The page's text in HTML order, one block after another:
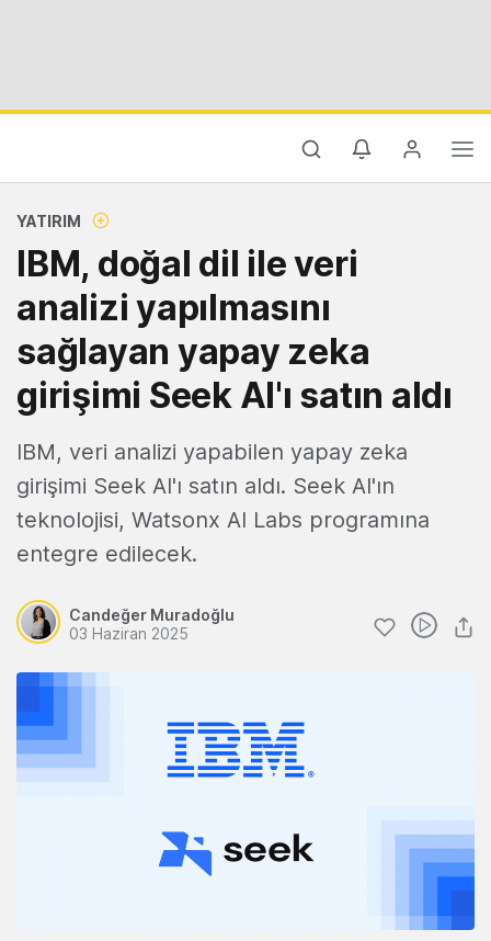
YATIRIM
IBM, doğal dil ile veri
analizi yapılmasını
sağlayan yapay zeka
girişimi Seek AI'ı satın aldı
IBM, veri analizi yapabilen yapay zeka
girişimi Seek AI'ı satın aldı. Seek AI'ın
teknolojisi, Watsonx AI Labs programına
entegre edilecek.
Candeğer Muradoğlu
03 Haziran 2025